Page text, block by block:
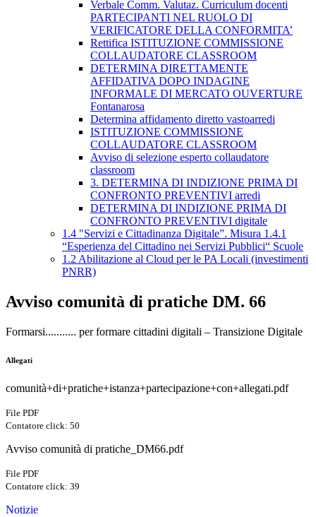
Verbale Comm. Valutaz. Curriculum docenti
PARTECIPANTI NEL RUOLO DI
VERIFICATORE DELLA CONFORMITA’
Rettifica ISTITUZIONE COMMISSIONE
COLLAUDATORE CLASSROOM
DETERMINA DIRETTAMENTE
AFFIDATIVA DOPO INDAGINE
INFORMALE DI MERCATO OUVERTURE
Fontanarosa
Determina affidamento diretto vastoarredi
ISTITUZIONE COMMISSIONE
COLLAUDATORE CLASSROOM
Avviso di selezione esperto collaudatore
classroom
3. DETERMINA DI INDIZIONE PRIMA DI
CONFRONTO PREVENTIVI arredi
DETERMINA DI INDIZIONE PRIMA DI
CONFRONTO PREVENTIVI digitale
1.4 "Servizi e Cittadinanza Digitale”. Misura 1.4.1
“Esperienza del Cittadino nei Servizi Pubblici“ Scuole
1.2 Abilitazione al Cloud per le PA Locali (investimenti
PNRR)
Avviso comunità di pratiche DM. 66
Formarsi........... per formare cittadini digitali – Transizione Digitale
Allegati
comunità+di+pratiche+istanza+partecipazione+con+allegati.pdf
File PDF
Contatore click: 50
Avviso comunità di pratiche_DM66.pdf
File PDF
Contatore click: 39
Notizie